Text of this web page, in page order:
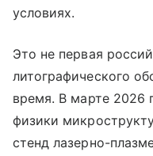
условиях.
Это не первая
литографического
время. В марте 2026
физики
стенд лазерно-